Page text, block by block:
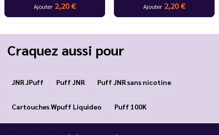
Ajouter 2,20 € Ajouter 2,20 €
Craquez aussi pour
JNR JPuff Puff JNR Puff JNR sans nicotine
Cartouches Wpuff Liquideo Puff 100K